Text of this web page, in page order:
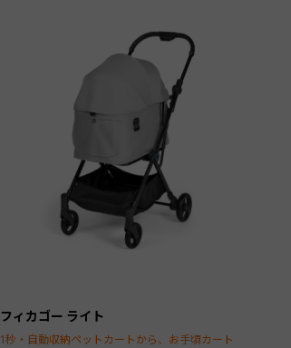
フィカゴー ライト
1秒・自動収納ペットカートから、お手頃カート